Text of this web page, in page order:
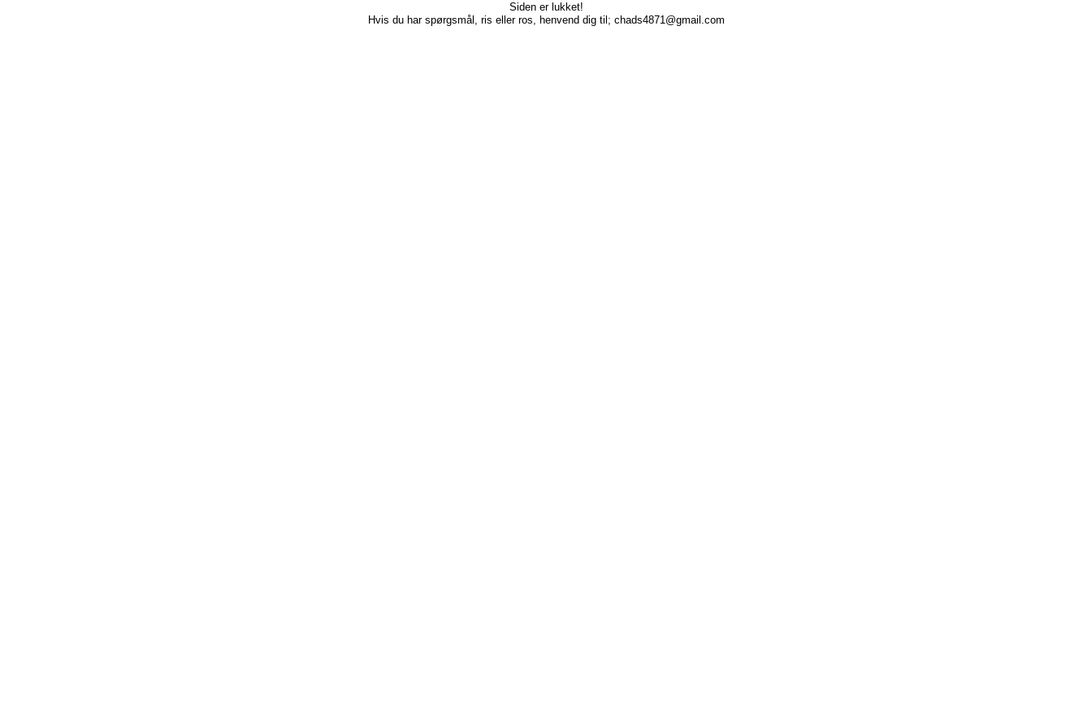
Siden er lukket!
Hvis du har spørgsmål, ris eller ros, henvend dig til; chads4871@gmail.com